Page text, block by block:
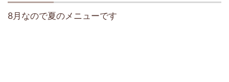
8月なので夏のメニューです